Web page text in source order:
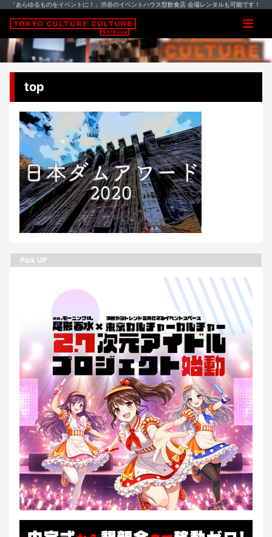
「あらゆるものをイベントに！」渋谷のイベントハウス型飲食店 会場レンタルも可能です！
top
Pick UP